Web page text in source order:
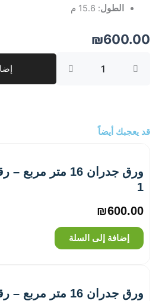
الطول: 15.6 م
₪600.00
–
‎1608-
3
قد يعجبك أيضاً
1
₪600.00
إضافة إلى السلة